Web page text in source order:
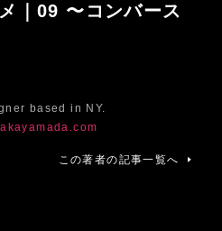
｜09 〜コンバース
based in NY.
この著者の記事一覧へ